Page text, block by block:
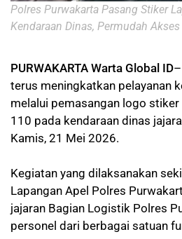
Polres Purwakarta Pasang Stiker
Kendaraan Dinas, Permudah
PURWAKARTA Warta Global ID
terus meningkatkan pelayanan
melalui pemasangan logo
110 pada kendaraan dinas
Kamis, 21 Mei 2026.
Kegiatan yang dilaksanakan
Lapangan Apel Polres
jajaran Bagian Logistik Polres
personel dari berbagai satuan